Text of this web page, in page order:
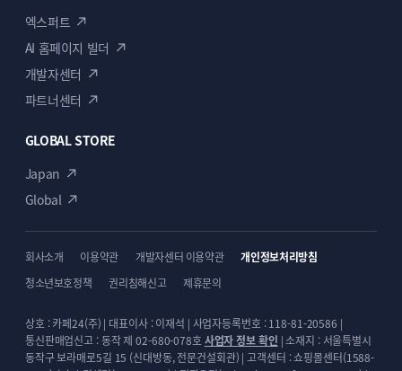
엑스퍼트
AI 홈페이지 빌더
개발자센터
파트너센터
GLOBAL STORE
Japan
Global
회사소개 이용약관 개발자센터 이용약관
개인정보처리방침
청소년보호정책
권리침해신고 제휴문의
상호 : 카페24(주) | 대표이사 : 이재석 | 사업자등록번호 : 118-81-20586 |
통신판매업신고 : 동작 제 02-680-078호사업자 정보 확인 | 소재지 : 서울특별시
동작구 보라매로5길 15 (신대방동, 전문건설회관) | 고객센터 : 쇼핑몰센터(1588-